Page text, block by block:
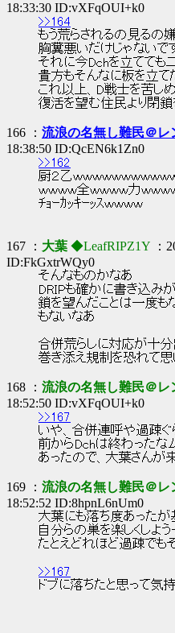
18:33:30 ID:vXFqOUI+k0
>>164
もう荒らされるの見るの
胸糞悪いだけじゃないで
それに今Dchを立てても
貴方もそんなに板を立て
これ以上、D戦士を苦し
復活を望む住民より閉
166 ： 流浪の名無し難民＠レ
18:38:50 ID:QcEN6k1Zn0
>>162
厨２乙ｗｗｗｗｗｗｗｗｗｗ
ｗｗｗｗ全ｗｗｗｗ力ｗｗｗ
ﾁｮｰｶｯｷｰｯｽｗｗｗｗ
167 ： 大葉 ◆LeafRIPZ1Y
：
ID:FkGxtrWQy0
そんなものかなあ
DRIPも確かに書き込み
鎖を望んだことは一度も
もないなあ
合併荒らしに対応が十
巻き添え規制を恐れて
168 ： 流浪の名無し難民＠レ
18:52:50 ID:vXFqOUI+k0
>>167
いや、合併連呼や過疎ぐ
前からDchは終わったな
あったので、大葉さんが
169 ： 流浪の名無し難民＠レ
18:52:52 ID:8hpnL6nUm0
大葉にも落ち度あった
自分らの巣を楽しくしよ
たとえどれほど過疎でも
>>167
ドブに落ちたと思って気